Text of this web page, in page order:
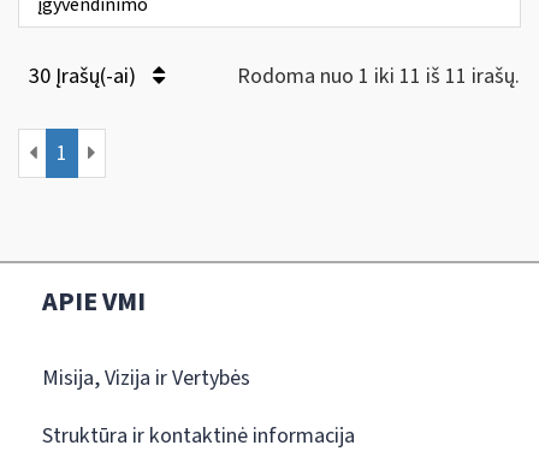
30 Įrašų(-ai) Rodoma nuo 1 iki 11 iš 11 irašų.
1
APIE VMI
Misija, Vizija ir Vertybės
Struktūra ir kontaktinė informacija